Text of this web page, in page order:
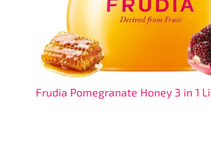
Frudia Pomegranate Honey 3 in 1